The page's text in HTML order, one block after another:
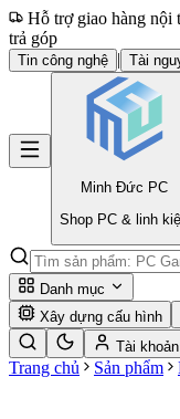
Hỗ trợ giao hàng nội
trả góp
Tin công nghệ | Tài
Minh Đức PC
Shop PC & linh
Danh mục
Xây dựng cấu hình
Tài khoản
Trang chủ Sản phẩm